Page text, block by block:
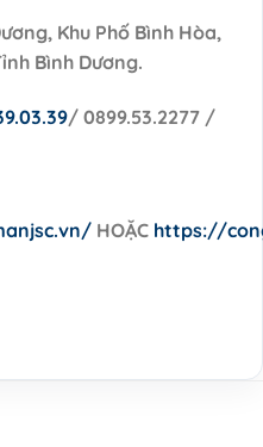
Khu Phố Bình Hòa,
Bình Dương.
/ 0899.53.2277 /
HOẶC https://